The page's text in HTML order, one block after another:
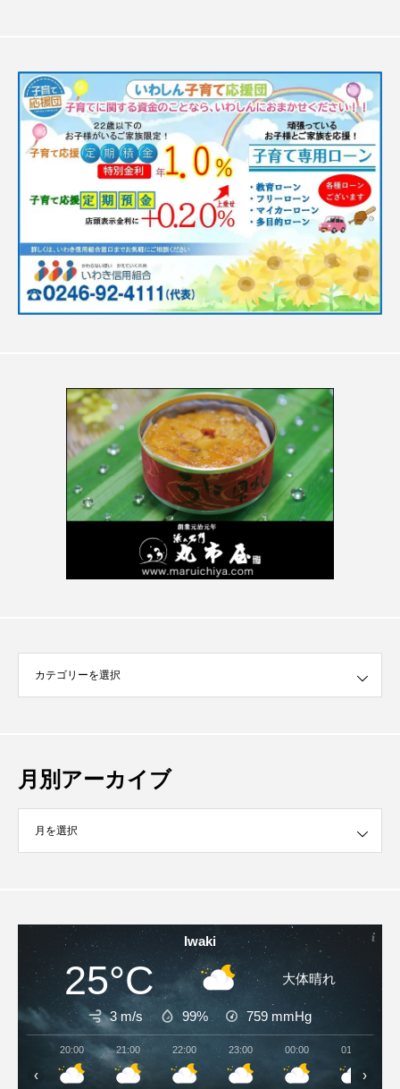
月別アーカイブ
Iwaki
25°C 大体晴れ
3 m/s 99% 759 mmHg
20:00 21:00 22:00 23:00 00:00 01:00
‹ ›